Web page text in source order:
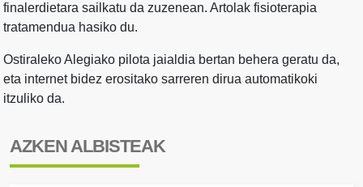
finalerdietara sailkatu da zuzenean. Artolak fisioterapia
tratamendua hasiko du.
Ostiraleko Alegiako pilota jaialdia bertan behera geratu da,
eta internet bidez erositako sarreren dirua automatikoki
itzuliko da.
AZKEN ALBISTEAK